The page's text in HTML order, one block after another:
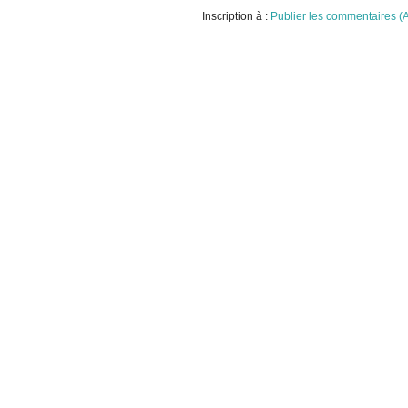
Inscription à : Publier les commentaires